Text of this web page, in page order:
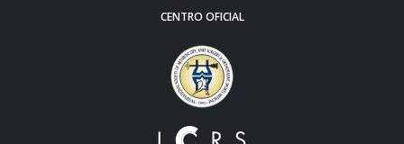
CENTRO OFICIAL